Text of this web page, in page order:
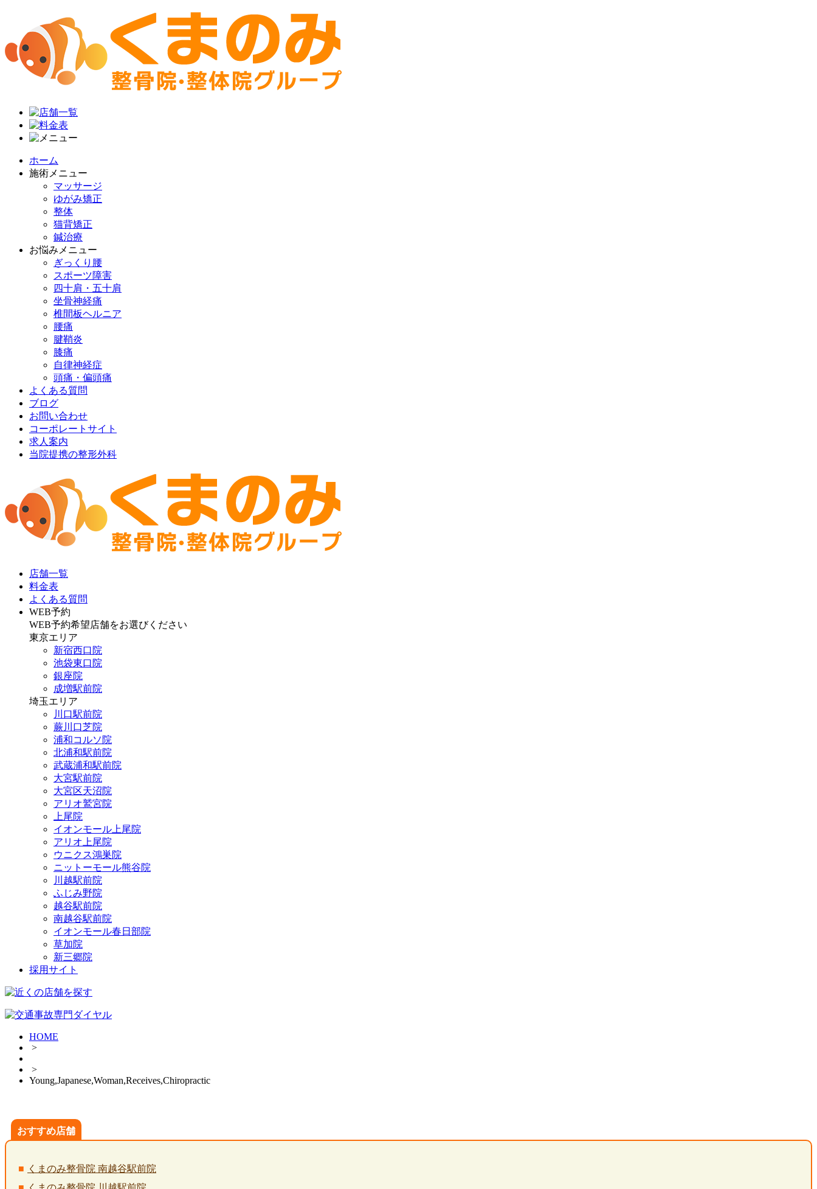
ホーム
施術メニュー
マッサージ
ゆがみ矯正
整体
猫背矯正
鍼治療
お悩みメニュー
ぎっくり腰
スポーツ障害
四十肩・五十肩
坐骨神経痛
椎間板ヘルニア
腰痛
腱鞘炎
膝痛
自律神経症
頭痛・偏頭痛
よくある質問
ブログ
お問い合わせ
コーポレートサイト
求人案内
当院提携の整形外科
店舗一覧
料金表
よくある質問
WEB予約
WEB予約希望店舗をお選びください
東京エリア
新宿西口院
池袋東口院
銀座院
成増駅前院
埼玉エリア
川口駅前院
蕨川口芝院
浦和コルソ院
北浦和駅前院
武蔵浦和駅前院
大宮駅前院
大宮区天沼院
アリオ鷲宮院
上尾院
イオンモール上尾院
アリオ上尾院
ウニクス鴻巣院
ニットーモール熊谷院
川越駅前院
ふじみ野院
越谷駅前院
南越谷駅前院
イオンモール春日部院
草加院
新三郷院
採用サイト
HOME
>
>
Young,Japanese,Woman,Receives,Chiropractic
おすすめ店舗
くまのみ整骨院 南越谷駅前院